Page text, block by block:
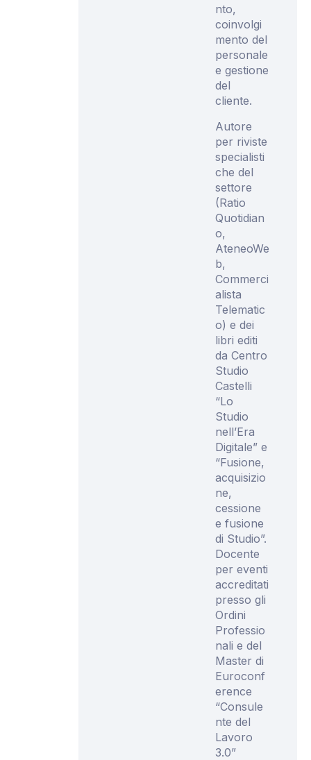
nto,
coinvolgi
mento del
personale
e gestione
del
cliente.
Autore
per riviste
specialisti
che del
settore
(Ratio
Quotidian
o,
AteneoWe
b,
Commerci
alista
Telematic
o) e dei
libri editi
da Centro
Studio
Castelli
“Lo
Studio
nell’Era
Digitale” e
“Fusione,
acquisizio
ne,
cessione
e fusione
di Studio”.
Docente
per eventi
accreditati
presso gli
Ordini
Professio
nali e del
Master di
Euroconf
erence
“Consule
nte del
Lavoro
3.0”